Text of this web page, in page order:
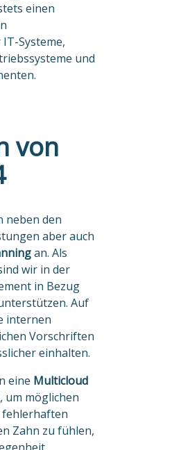
einen
Systeme,
und
von
neben den
aber auch
an. Als
wir in der
in Bezug
Auf
internen
Vorschriften
einhalten.
eine Multicloud
um möglichen
Zahn zu fühlen,